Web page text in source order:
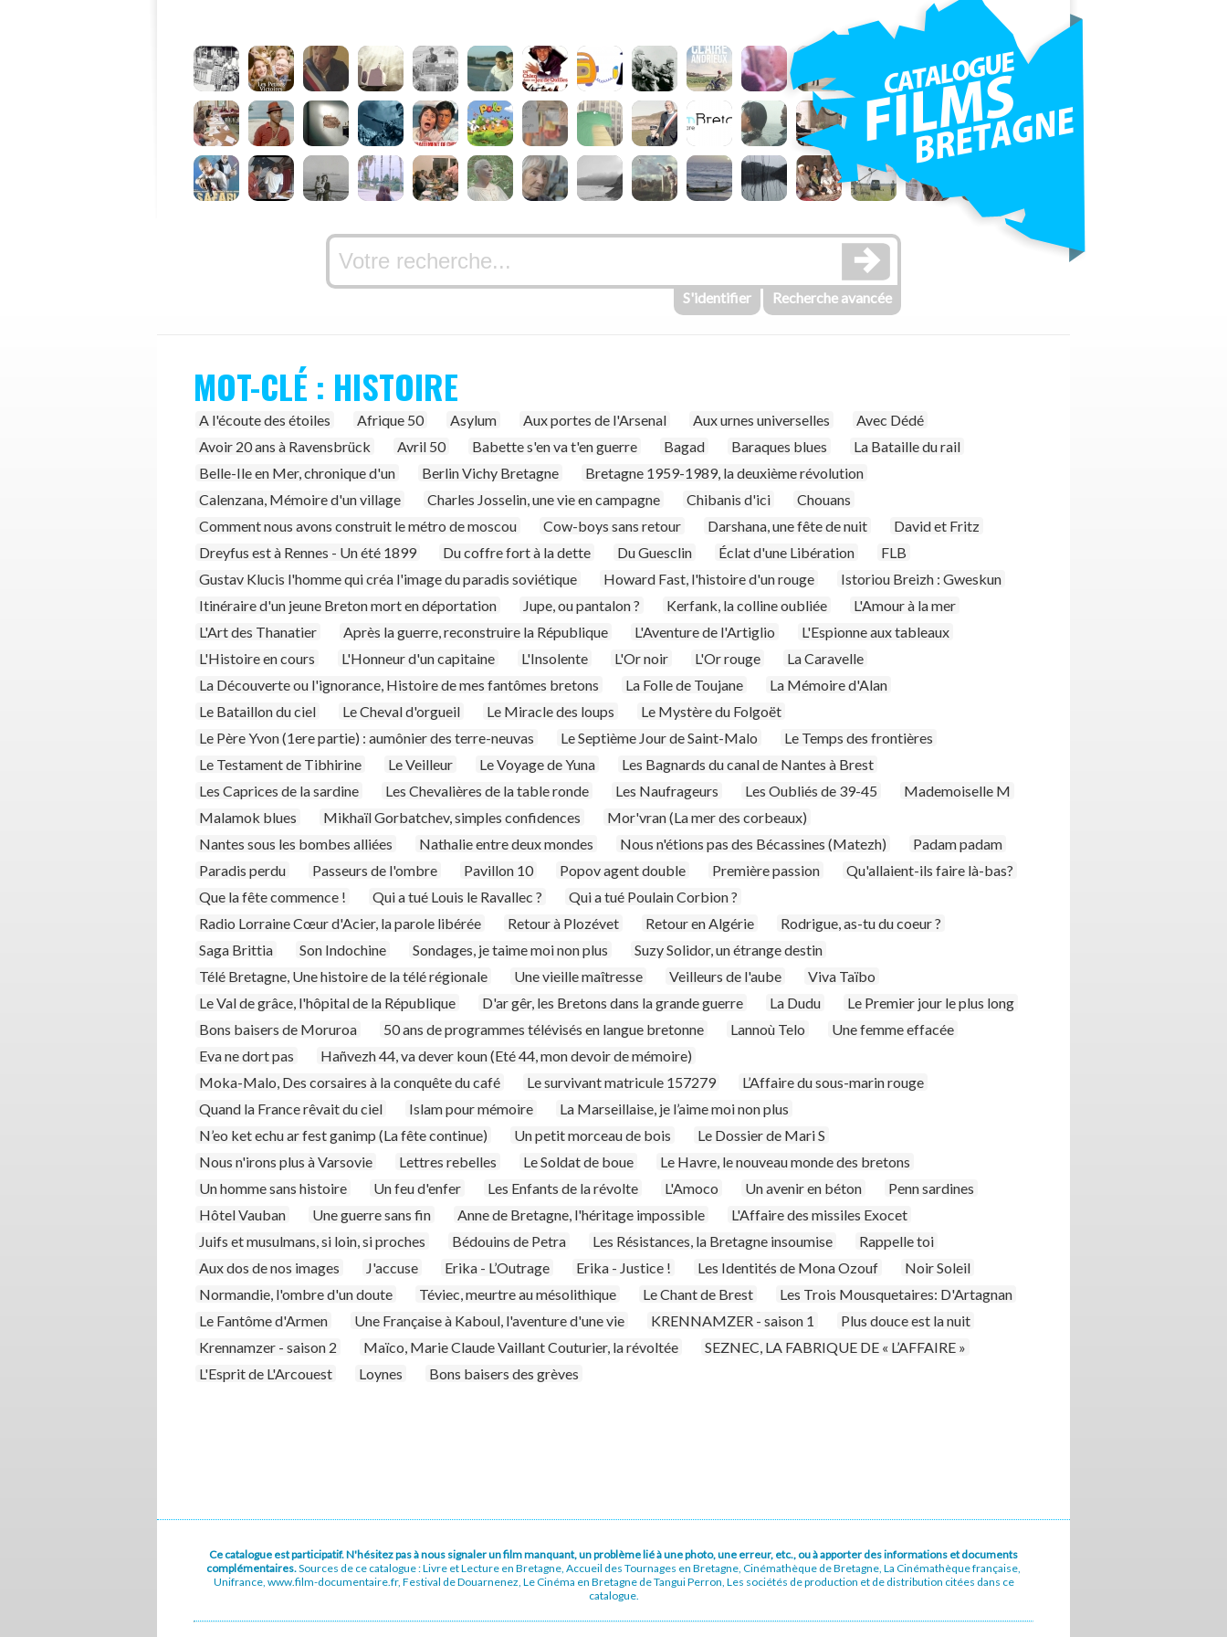
S'identifier Recherche avancée
MOT-CLÉ : HISTOIRE
A l'écoute des étoiles Afrique 50 Asylum Aux portes de l'Arsenal Aux urnes universelles
Avec Dédé
Avoir 20 ans à Ravensbrück
Avril 50 Babette s'en va t'en guerre Bagad Baraques blues
La Bataille du rail
Belle-Ile en Mer, chronique d'un
Berlin Vichy Bretagne
Bretagne 1959-1989, la deuxième révolution
Calenzana, Mémoire d'un village
Charles Josselin, une vie en campagne Chibanis d'ici
Chouans
Comment nous avons construit le métro de moscou
Cow-boys sans retour Darshana, une fête de nuit
David et Fritz
Dreyfus est à Rennes - Un été 1899
Du coffre fort à la dette Du Guesclin Éclat d'une Libération
FLB
Gustav Klucis l'homme qui créa l'image du paradis soviétique
Howard Fast, l'histoire d'un rouge
Istoriou Breizh : Gweskun
Itinéraire d'un jeune Breton mort en déportation
Jupe, ou pantalon ? Kerfank, la colline oubliée
L'Amour à la mer
L'Art des Thanatier
Après la guerre, reconstruire la République L'Aventure de l'Artiglio
L'Espionne aux tableaux
L'Histoire en cours
L'Honneur d'un capitaine L'Insolente L'Or noir L'Or rouge
La Caravelle
La Découverte ou l'ignorance, Histoire de mes fantômes bretons
La Folle de Toujane
La Mémoire d'Alan
Le Bataillon du ciel
Le Cheval d'orgueil Le Miracle des loups
Le Mystère du Folgoët
Le Père Yvon (1ere partie) : aumônier des terre-neuvas
Le Septième Jour de Saint-Malo
Le Temps des frontières
Le Testament de Tibhirine
Le Veilleur Le Voyage de Yuna
Les Bagnards du canal de Nantes à Brest
Les Caprices de la sardine
Les Chevalières de la table ronde Les Naufrageurs Les Oubliés de 39-45
Mademoiselle M
Malamok blues
Mikhaïl Gorbatchev, simples confidences
Mor'vran (La mer des corbeaux)
Nantes sous les bombes alliées
Nathalie entre deux mondes Nous n'étions pas des Bécassines (Matezh)
Padam padam
Paradis perdu
Passeurs de l'ombre Pavillon 10 Popov agent double Première passion
Qu'allaient-ils faire là-bas?
Que la fête commence !
Qui a tué Louis le Ravallec ?
Qui a tué Poulain Corbion ?
Radio Lorraine Cœur d'Acier, la parole libérée
Retour à Plozévet Retour en Algérie
Rodrigue, as-tu du coeur ?
Saga Brittia
Son Indochine Sondages, je taime moi non plus
Suzy Solidor, un étrange destin
Télé Bretagne, Une histoire de la télé régionale
Une vieille maîtresse Veilleurs de l'aube
Viva Taïbo
Le Val de grâce, l'hôpital de la République
D'ar gêr, les Bretons dans la grande guerre La Dudu
Le Premier jour le plus long
Bons baisers de Moruroa
50 ans de programmes télévisés en langue bretonne Lannoù Telo
Une femme effacée
Eva ne dort pas
Hañvezh 44, va dever koun (Eté 44, mon devoir de mémoire)
Moka-Malo, Des corsaires à la conquête du café
Le survivant matricule 157279
L’Affaire du sous-marin rouge
Quand la France rêvait du ciel
Islam pour mémoire
La Marseillaise, je l’aime moi non plus
N’eo ket echu ar fest ganimp (La fête continue)
Un petit morceau de bois
Le Dossier de Mari S
Nous n'irons plus à Varsovie
Lettres rebelles Le Soldat de boue
Le Havre, le nouveau monde des bretons
Un homme sans histoire
Un feu d'enfer Les Enfants de la révolte L'Amoco Un avenir en béton
Penn sardines
Hôtel Vauban
Une guerre sans fin Anne de Bretagne, l'héritage impossible
L'Affaire des missiles Exocet
Juifs et musulmans, si loin, si proches
Bédouins de Petra Les Résistances, la Bretagne insoumise
Rappelle toi
Aux dos de nos images
J'accuse Erika - L’Outrage Erika - Justice ! Les Identités de Mona Ozouf
Noir Soleil
Normandie, l'ombre d'un doute
Téviec, meurtre au mésolithique Le Chant de Brest
Les Trois Mousquetaires: D'Artagnan
Le Fantôme d'Armen
Une Française à Kaboul, l'aventure d'une vie KRENNAMZER - saison 1
Plus douce est la nuit
Krennamzer - saison 2
Maïco, Marie Claude Vaillant Couturier, la révoltée
SEZNEC, LA FABRIQUE DE « L’AFFAIRE »
L'Esprit de L'Arcouest
Loynes Bons baisers des grèves
Ce catalogue est participatif. N'hésitez pas à nous signaler un film manquant, un problème lié à une photo, une erreur, etc., ou à apporter des informations et documents
complémentaires.Sources de ce catalogue : Livre et Lecture en Bretagne, Accueil des Tournages en Bretagne, Cinémathèque de Bretagne, La Cinémathèque française,
Unifrance, www.film-documentaire.fr, Festival de Douarnenez, Le Cinéma en Bretagne de Tangui Perron, Les sociétés de production et de distribution citées dans ce
catalogue.